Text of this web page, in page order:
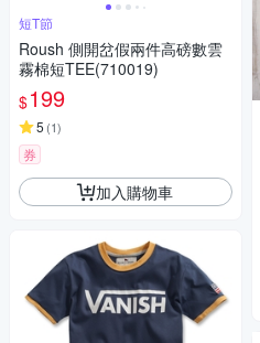
短T節
Roush 側開岔假兩件高磅數雲
霧棉短TEE(710019)
$199
5 (1)
券
加入購物車